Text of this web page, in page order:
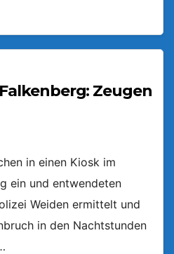
Zeugen
in einen Kiosk im
ein und entwendeten
Weiden ermittelt und
in den Nachtstunden